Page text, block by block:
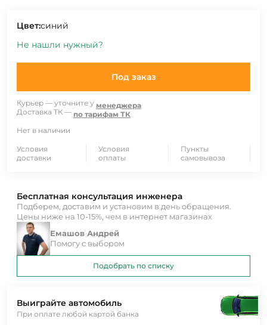
Цвет:синий
Не нашли нужный?
Под заказ
Курьер — уточните у менеджера
Доставка ТК — по тарифам ТК
Нет в наличии
Условия
доставки
Условия
оплаты
Пункты
самовывоза
Выиграйте автомобиль
При оплате любой картой банка
Бесплатная консультация инженера
Подберем, доставим и установим в день обращения.
Цены ниже на 10-15%, чем в интернет магазинах
Емашов Андрей
Помогу с выбором
Подобрать по списку